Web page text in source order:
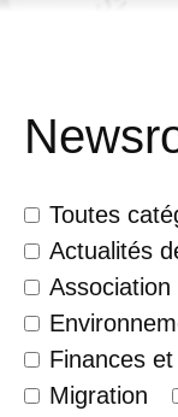
Toutes
Actualités
Finances
Migration